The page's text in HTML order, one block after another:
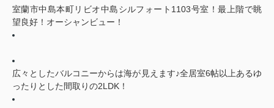
室蘭市中島本町リビオ中島シルフォート1103号室！最上階で眺
望良好！オーシャンビュー！
広々としたバルコニーからは海が見えます♪全居室6帖以上あるゆ
ったりとした間取りの2LDK！